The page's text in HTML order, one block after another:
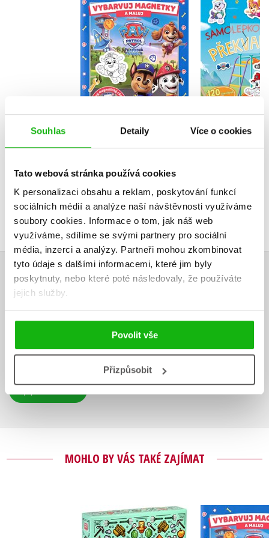
Souhlas Detaily Více o cookies
Tato webová stránka používá cookies
K personalizaci obsahu a reklam, poskytování funkcí
sociálních médií a analýze naší návštěvnosti využíváme
soubory cookies. Informace o tom, jak náš web
využíváme, sdílíme se svými partnery pro sociální
média, inzerci a analýzy. Partneři mohou zkombinovat
tyto údaje s dalšími informacemi, které jim byly
poskytnuty, nebo které poté následovaly, že používáte
jejich služby.
Povolit vše
Přizpůsobit
Tlapková patrola -
Vybarvuj magnetky
Kolektiv
Do
199 Kč
HODNOCENÍ ČTENÁŘŮ
V současné době nejsou vytvořena žádná uživatelská hodnocení.
Uživatelskou recenzi mohou vkládat pouze registrovaní uživatelé
Přihlásit
MOHLO BY VÁS TAKÉ ZAJÍMAT
Minecraft - Dárková
Tlapková
Vybarvuj